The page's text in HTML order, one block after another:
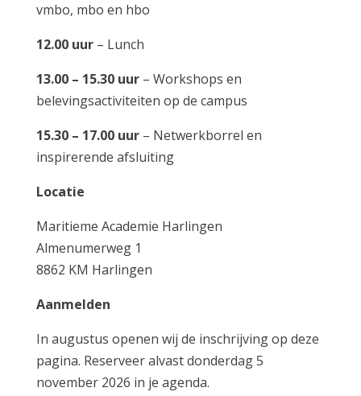
vmbo, mbo en hbo
12.00 uur– Lunch
13.00 – 15.30 uur– Workshops en
belevingsactiviteiten op de campus
15.30 – 17.00 uur– Netwerkborrel en
inspirerende afsluiting
Locatie
Maritieme Academie Harlingen
Almenumerweg 1
8862 KM Harlingen
Aanmelden
In augustus openen wij de inschrijving op deze
pagina. Reserveer alvast donderdag 5
november 2026 in je agenda.